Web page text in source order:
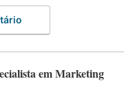
em Marketing